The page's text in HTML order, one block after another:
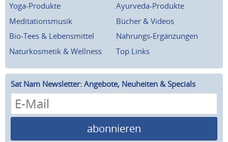
Yoga-Produkte
Ayurveda-Produkte
Meditationsmusik
Bücher & Videos
Bio-Tees & Lebensmittel
Nahrungs-Ergänzungen
Naturkosmetik & Wellness
Top Links
Sat Nam Newsletter: Angebote, Neuheiten & Specials
abonnieren